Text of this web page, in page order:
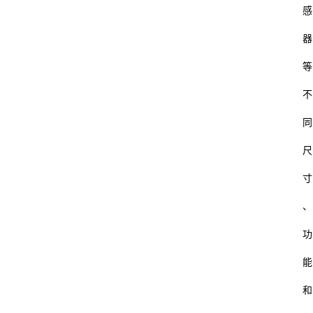
感
器
等
不
同
尺
寸
、
功
能
和